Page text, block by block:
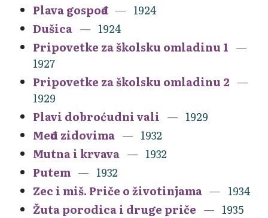
Plava gospođa
1924
Dušica
1924
Pripovetke za školsku omladinu 1
1927
Pripovetke za školsku omladinu 2
1929
Plavi dobroćudni vali
1929
Među zidovima
1932
Mutna i krvava
1932
Putem
1932
Zec i miš. Priče o životinjama
1934
Žuta porodica i druge priče
1935